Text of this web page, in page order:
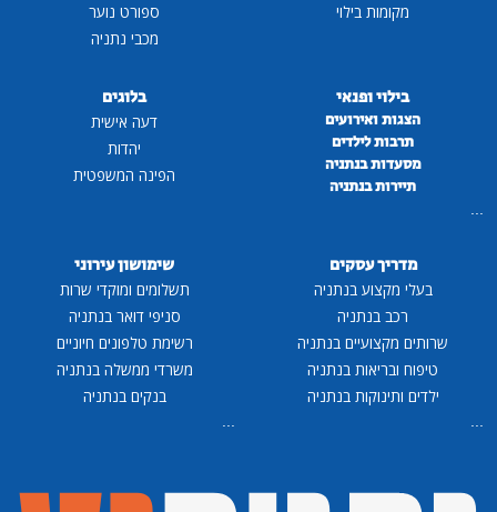
מקומות בילוי
ספורט נוער
מכבי נתניה
בילוי ופנאי
הצגות ואירועים
תרבות לילדים
מסעדות בנתניה
תיירות בנתניה
...
בלוגים
דעה אישית
יהדות
הפינה המשפטית
מדריך עסקים
בעלי מקצוע בנתניה
רכב בנתניה
שרותים מקצועיים בנתניה
טיפוח ובריאות בנתניה
ילדים ותינוקות בנתניה
...
שימושון עירוני
תשלומים ומוקדי שרות
סניפי דואר בנתניה
רשימת טלפונים חיוניים
משרדי ממשלה בנתניה
בנקים בנתניה
...